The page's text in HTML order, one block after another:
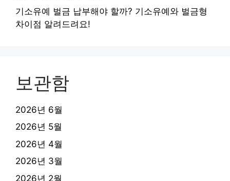
기소유예 벌금 납부해야 할까? 기소유예와 벌금형
차이점 알려드려요!
보관함
2026년 6월
2026년 5월
2026년 4월
2026년 3월
2026년 2월